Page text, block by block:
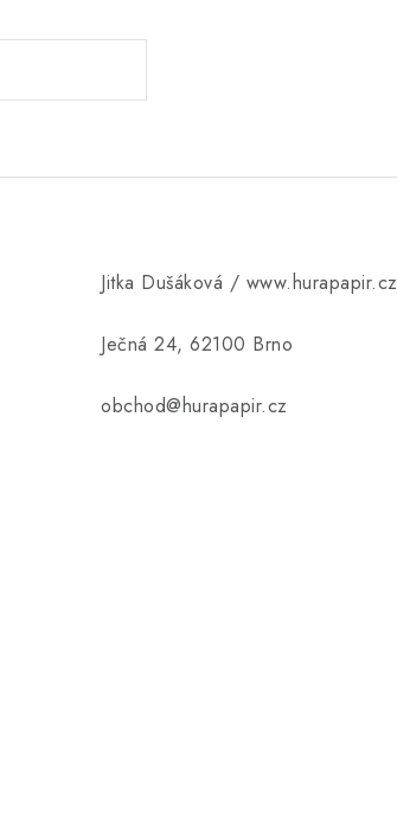
Jitka Dušáková / www.hurapapir.cz
Ječná 24, 62100 Brno
obchod@hurapapir.cz